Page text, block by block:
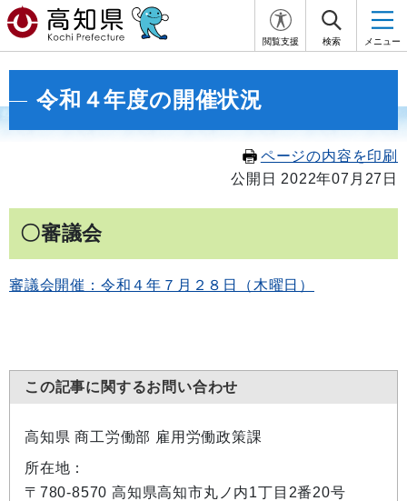
閲覧支援 検索 メニュー
令和４年度の開催状況
ページの内容を印刷
公開日 2022年07月27日
〇審議会
審議会開催：令和４年７月２８日（木曜日）
この記事に関するお問い合わせ
高知県 商工労働部 雇用労働政策課
所在地：
〒780-8570 高知県高知市丸ノ内1丁目2番20号